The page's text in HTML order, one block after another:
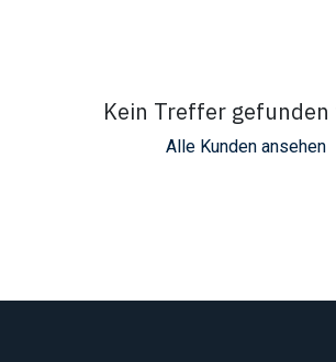
Kein Treffer gefunden
Alle Kunden ansehen